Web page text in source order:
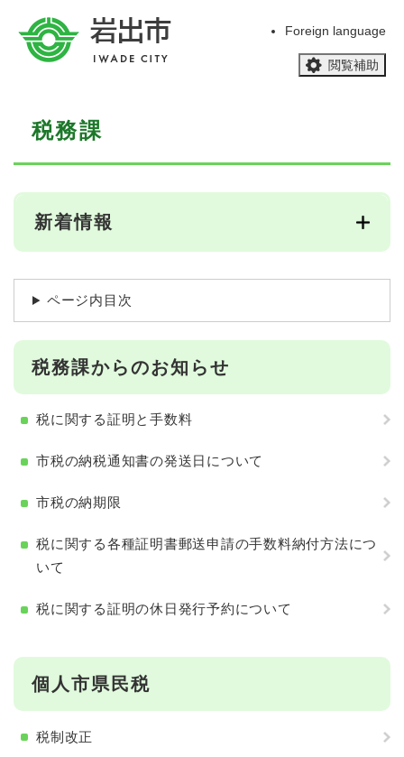
Foreign language
閲覧補助
税務課
新着情報
ページ内目次
税務課からのお知らせ
税に関する証明と手数料
市税の納税通知書の発送日について
市税の納期限
税に関する各種証明書郵送申請の手数料納付方法につ
いて
税に関する証明の休日発行予約について
個人市県民税
税制改正